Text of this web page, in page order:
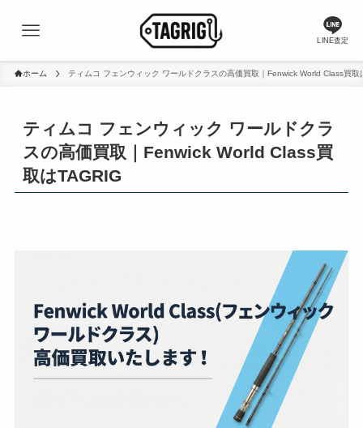
LINE査定
ホーム ティムコ フェンウィック ワールドクラスの高価買取｜Fenwick World Class買取
ティムコ フェンウィック ワールドクラ
スの高価買取｜Fenwick World Class買
取はTAGRIG